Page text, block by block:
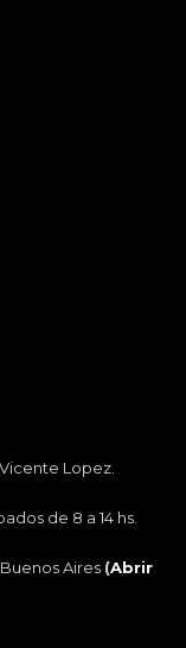
Lopez.
de 8 a 14 hs.
Aires (Abrir